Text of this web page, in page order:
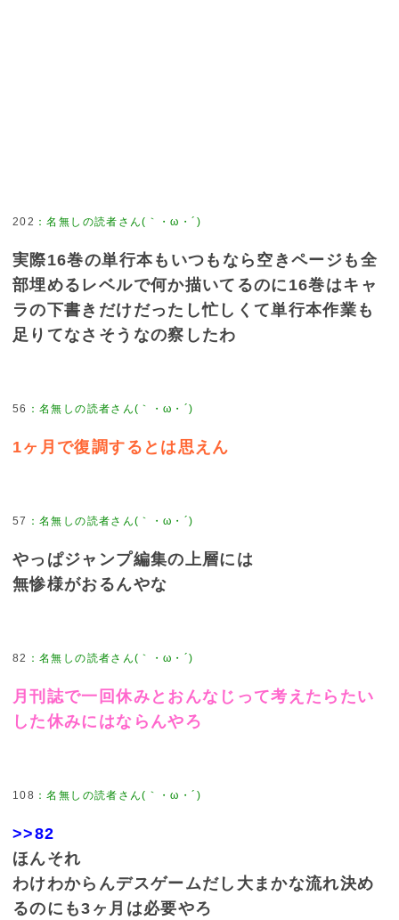
202 ：名無しの読者さん(｀・ω・´)
実際16巻の単行本もいつもなら空きページも全
部埋めるレベルで何か描いてるのに16巻はキャ
ラの下書きだけだったし忙しくて単行本作業も
足りてなさそうなの察したわ
56 ：名無しの読者さん(｀・ω・´)
1ヶ月で復調するとは思えん
57 ：名無しの読者さん(｀・ω・´)
やっぱジャンプ編集の上層には
無惨様がおるんやな
82 ：名無しの読者さん(｀・ω・´)
月刊誌で一回休みとおんなじって考えたらたい
した休みにはならんやろ
108 ：名無しの読者さん(｀・ω・´)
>>82
ほんそれ
わけわからんデスゲームだし大まかな流れ決め
るのにも3ヶ月は必要やろ